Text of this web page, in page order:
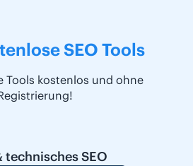
SEO Tools
Tools kostenlos und ohne
technisches SEO